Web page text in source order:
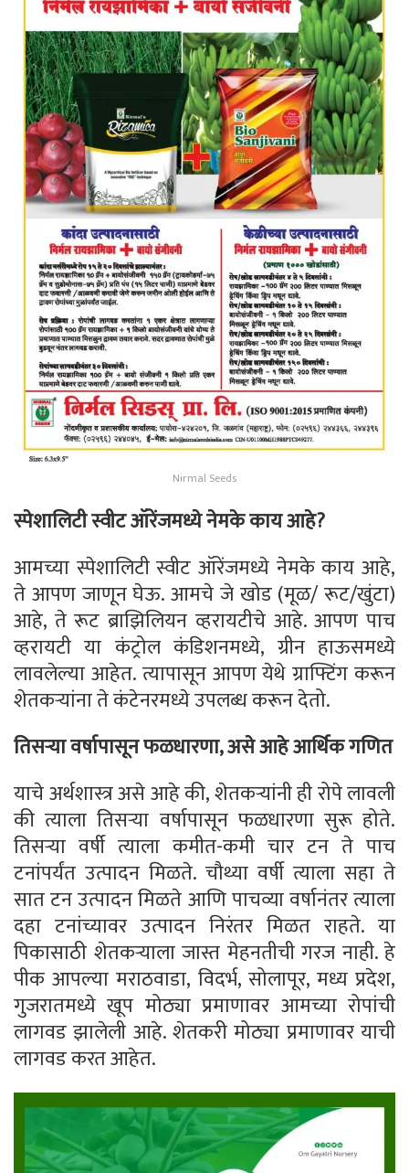
Nirmal Seeds
स्पेशालिटी स्वीट ऑरेंजमध्ये नेमके काय आहे?
आमच्या स्पेशालिटी स्वीट ऑरेंजमध्ये नेमके काय आहे,
ते आपण जाणून घेऊ. आमचे जे खोड (मूळ/ रूट/खुंटा)
आहे, ते रूट ब्राझिलियन व्हरायटीचे आहे. आपण पाच
व्हरायटी या कंट्रोल कंडिशनमध्ये, ग्रीन हाऊसमध्ये
लावलेल्या आहेत. त्यापासून आपण येथे ग्राफ्टिंग करून
शेतकऱ्यांना ते कंटेनरमध्ये उपलब्ध करून देतो.
तिसऱ्या वर्षापासून फळधारणा, असे आहे आर्थिक गणित
याचे अर्थशास्त्र असे आहे की, शेतकऱ्यांनी ही रोपे लावली
की त्याला तिसऱ्या वर्षापासून फळधारणा सुरू होते.
तिसऱ्या वर्षी त्याला कमीत-कमी चार टन ते पाच
टनांपर्यंत उत्पादन मिळते. चौथ्या वर्षी त्याला सहा ते
सात टन उत्पादन मिळते आणि पाचव्या वर्षानंतर त्याला
दहा टनांच्यावर उत्पादन निरंतर मिळत राहते. या
पिकासाठी शेतकऱ्याला जास्त मेहनतीची गरज नाही. हे
पीक आपल्या मराठवाडा, विदर्भ, सोलापूर, मध्य प्रदेश,
गुजरातमध्ये खूप मोठ्या प्रमाणावर आमच्या रोपांची
लागवड झालेली आहे. शेतकरी मोठ्या प्रमाणावर याची
लागवड करत आहेत.